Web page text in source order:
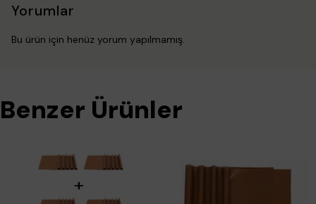
Yorumlar
Bu ürün için henüz yorum yapılmamış.
Benzer Ürünler